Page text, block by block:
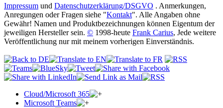
Impressum und Datenschutzerklärung/DSGVO . Anmerkungen,
Anregungen oder Fragen siehe "Kontakt". Alle Angaben ohne
Gewähr! Namen und Produktbezeichnungen können Eigentum der
jeweiligen Hersteller sein. © 1998-heute Frank Carius, Jede weitere
Veröffentlichung nur mit meinem vorherigen Einverständnis.
Cloud/Microsoft 365
Microsoft Teams